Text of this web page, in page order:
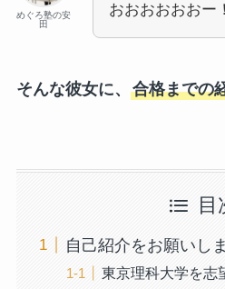
めぐろ塾の安
田
おおおおおおー
そんな彼女に、 合格までの
目
自己紹介をお願いし
東京理科大学を志